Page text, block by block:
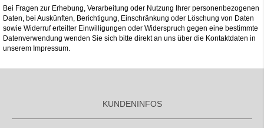
Bei Fragen zur Erhebung, Verarbeitung oder Nutzung Ihrer personenbezogenen
Daten, bei Auskünften, Berichtigung, Einschränkung oder Löschung von Daten
sowie Widerruf erteilter Einwilligungen oder Widerspruch gegen eine bestimmte
Datenverwendung wenden Sie sich bitte direkt an uns über die Kontaktdaten in
unserem Impressum.
KUNDENINFOS